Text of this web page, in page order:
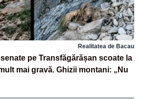
Realitatea de Bacau
pe Transfăgărășan scoate la
mai gravă. Ghizii montani: „Nu